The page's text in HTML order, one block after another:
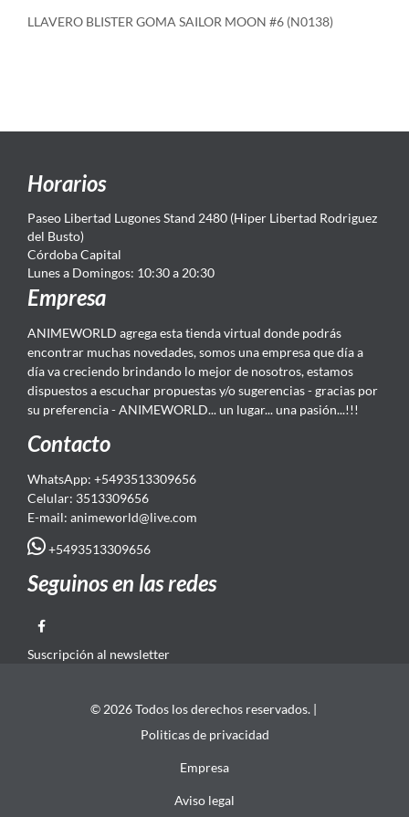
LLAVERO BLISTER GOMA SAILOR MOON #6 (N0138)
Horarios
Paseo Libertad Lugones Stand 2480 (Hiper Libertad Rodriguez
del Busto)
Córdoba Capital
Lunes a Domingos: 10:30 a 20:30
Empresa
ANIMEWORLD agrega esta tienda virtual donde podrás
encontrar muchas novedades, somos una empresa que día a
día va creciendo brindando lo mejor de nosotros, estamos
dispuestos a escuchar propuestas y/o sugerencias - gracias por
su preferencia - ANIMEWORLD... un lugar... una pasión...!!!
Contacto
WhatsApp: +5493513309656
Celular: 3513309656
E-mail: animeworld@live.com
+5493513309656
Seguinos en las redes
Suscripción al newsletter
© 2026 Todos los derechos reservados. |
Politicas de privacidad
Empresa
Aviso legal